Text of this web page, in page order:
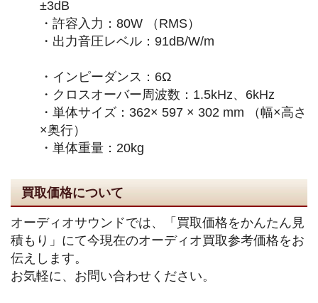
±3dB
・許容入力：80W （RMS）
・出力音圧レベル：91dB/W/m
・インピーダンス：6Ω
・クロスオーバー周波数：1.5kHz、6kHz
・単体サイズ：362× 597 × 302 mm （幅×高さ
×奥行）
・単体重量：20kg
買取価格について
オーディオサウンドでは、「買取価格をかんたん見
積もり」にて今現在のオーディオ買取参考価格をお
伝えします。
お気軽に、お問い合わせください。